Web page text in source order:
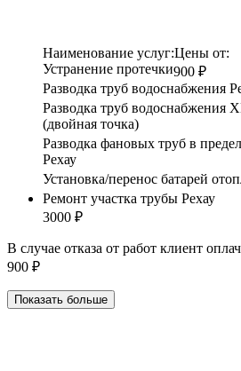
Наименование услуг:Цены от:
Устранение протечки900 ₽
Разводка труб водоснабжения
Разводка труб
(двойная точка)
Разводка фановых труб в
Рехау
Установка/перенос батарей
Ремонт участка трубы Рехау
3000 ₽
В случае отказа от работ клиент
900 ₽
Показать больше